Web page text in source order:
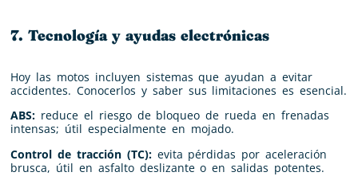
7. Tecnología y ayudas electrónicas
Hoy las motos incluyen sistemas que ayudan a evitar
accidentes. Conocerlos y saber sus limitaciones es esencial.
ABS: reduce el riesgo de bloqueo de rueda en frenadas
intensas; útil especialmente en mojado.
Control de tracción (TC):evita pérdidas por aceleración
brusca, útil en asfalto deslizante o en salidas potentes.